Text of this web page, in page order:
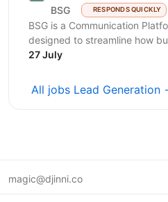
BSG RESPONDS QUICKLY
BSG is a Communication
designed to streamline how
customers across multiple
27 July
All jobs Lead Generation
magic@djinni.co